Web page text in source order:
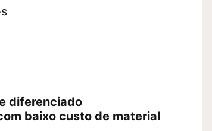
diferenciado
baixo custo de material